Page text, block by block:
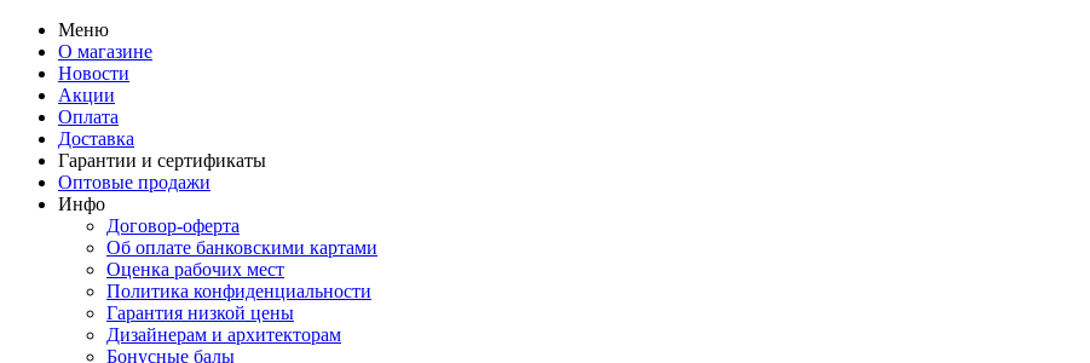
Меню
О магазине
Новости
Акции
Оплата
Доставка
Гарантии и сертификаты
Оптовые продажи
Инфо
Договор-оферта
Об оплате банковскими картами
Оценка рабочих мест
Политика конфиденциальности
Гарантия низкой цены
Дизайнерам и архитекторам
Бонусные балы